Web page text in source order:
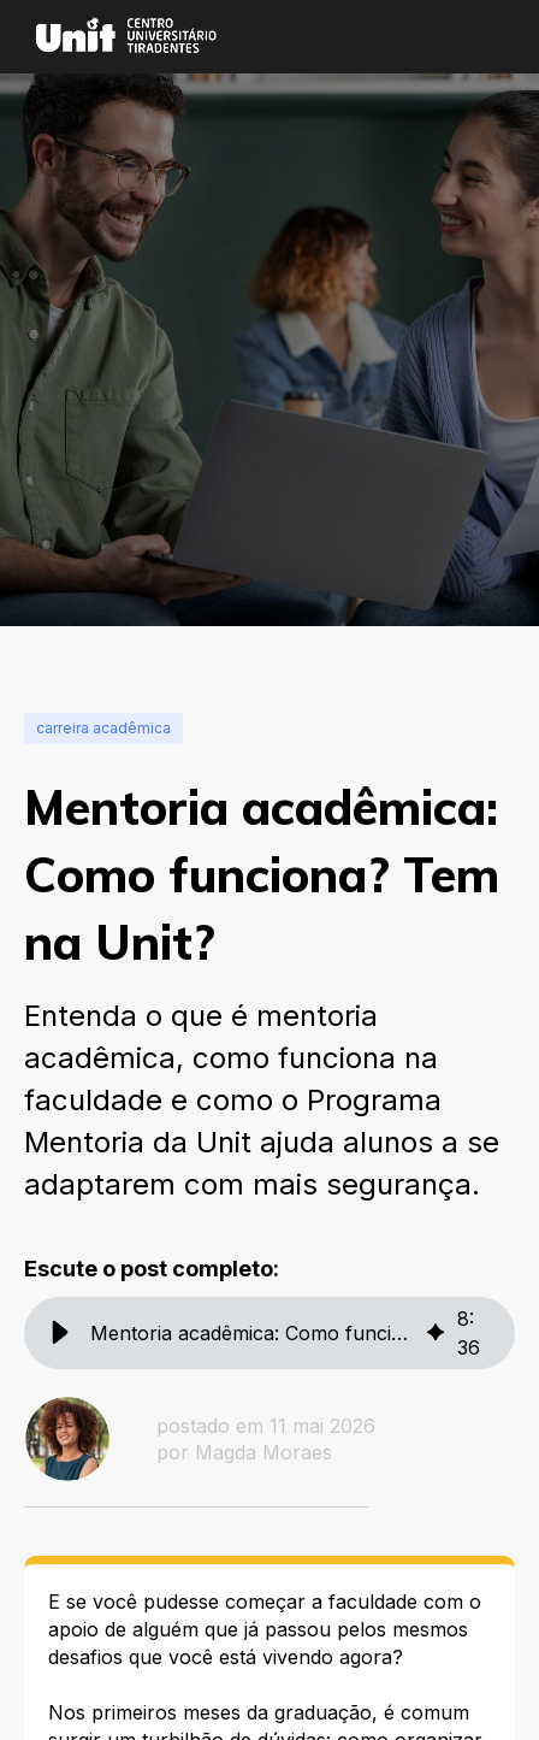
carreira acadêmica
Mentoria acadêmica:
Como funciona? Tem
na Unit?
Entenda o que é mentoria
acadêmica, como funciona na
faculdade e como o Programa
Mentoria da Unit ajuda alunos a se
adaptarem com mais segurança.
Escute o post completo:
Mentoria acadêmica: Como funciona? Tem na Unit?
8:
36
postado em 11 mai 2026
por Magda Moraes
E se você pudesse começar a faculdade com o
apoio de alguém que já passou pelos mesmos
desafios que você está vivendo agora?
Nos primeiros meses da graduação, é comum